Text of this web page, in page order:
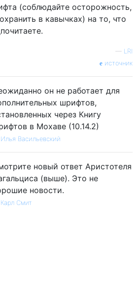
(соблюдайте осторожность,
в кавычках) на то, что
— LRI
источник
он не работает для
шрифтов,
через Книгу
в Мохаве (10.14.2)
Илья Васильевский
новый ответ Аристотеля
(выше). Это не
новости.
Карл Смит